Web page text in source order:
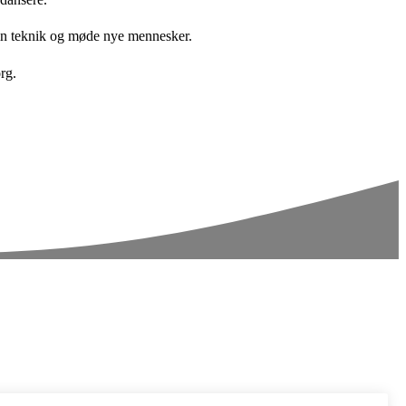
teknik og møde nye mennesker.